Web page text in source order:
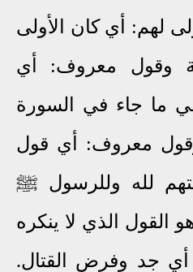
لهم: أي كان الأولى
وقول معروف: أي
ما جاء في السورة
معروف: أي قول
لله وللرسول ﷺ
القول الذي لا ينكره
أي جد وفرض القتال.